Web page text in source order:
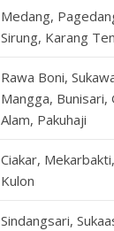
Medang,
Sirung, Karang
Rawa Boni,
Mangga, Bunisari,
Alam, Pakuhaji
Ciakar,
Kulon
Sindangsari,